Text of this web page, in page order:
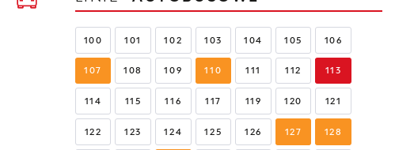
100 101 102 103 104 105 106
107 108 109 110 111 112 113
114 115 116 117 119 120 121
122 123 124 125 126 127 128